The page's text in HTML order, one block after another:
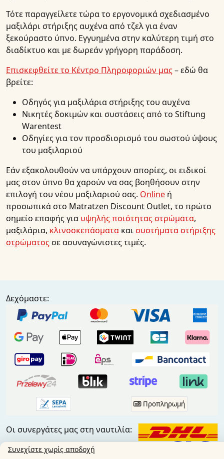
Τότε παραγγείλετε τώρα το εργονομικά σχεδιασμένο
μαξιλάρι στήριξης αυχένα από τζελ για έναν
ξεκούραστο ύπνο. Εγγυημένα στην καλύτερη τιμή στο
διαδίκτυο και με δωρεάν γρήγορη παράδοση.
Επισκεφθείτε το Κέντρο Πληροφοριών μας– εδώ θα
βρείτε:
Οδηγός για μαξιλάρια στήριξης του αυχένα
Νικητές δοκιμών και συστάσεις από το Stiftung
Warentest
Οδηγίες για τον προσδιορισμό του σωστού ύψους
του μαξιλαριού
Εάν εξακολουθούν να υπάρχουν απορίες, οι ειδικοί
μας στον ύπνο θα χαρούν να σας βοηθήσουν στην
επιλογή του νέου μαξιλαριού σας. Online ή
προσωπικά στο Matratzen Discount Outlet, το πρώτο
σημείο επαφής για υψηλής ποιότητας στρώματα,
μαξιλάρια, κλινοσκεπάσματα και συστήματα στήριξης
στρώματοςσε ασυναγώνιστες τιμές.
Δεχόμαστε:
Προπληρωμή
Οι συνεργάτες μας στη ναυτιλία:
Συνεχίστε χωρίς αποδοχή